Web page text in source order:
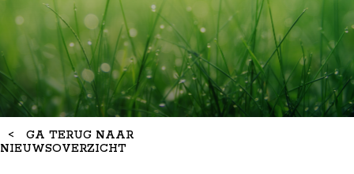
< GA TERUG NAAR
NIEUWSOVERZICHT